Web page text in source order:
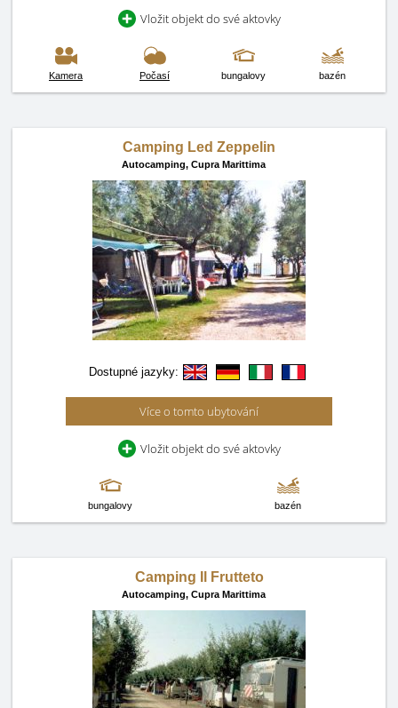
Vložit objekt do své aktovky
Kamera Počasí bungalovy bazén
Camping Led Zeppelin
Autocamping, Cupra Marittima
Dostupné jazyky:
Více o tomto ubytování
Vložit objekt do své aktovky
bungalovy bazén
Camping Il Frutteto
Autocamping, Cupra Marittima